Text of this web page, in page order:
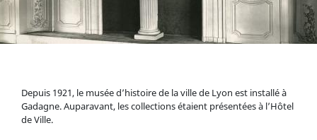
Depuis 1921, le musée d’histoire de la ville de Lyon est installé à
Gadagne. Auparavant, les collections étaient présentées à l’Hôtel
de Ville.